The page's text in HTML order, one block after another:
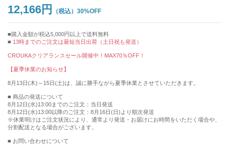
12,166円 30%OFF
購入金額が税込5,000円以上で送料無料
13時までのご注文は最短当日出荷（土日祝も発送）
CROUKAクリアランスセール開催中！MAX70％OFF！
【夏季休業のお知らせ】
8月13日(木)～15日(土)は、誠に勝手ながら夏季休業とさせていただきます。
■ 商品の発送について
8月12日(水)13:00までのご注文：当日発送
8月12日(水)13:00以降のご注文：8月16日(日)より順次発送
※休業明けはご注文状況により、通常より発送・お届けにお時間をいただく場合や、
分割配送となる場合がございます。
■ お問い合わせについて